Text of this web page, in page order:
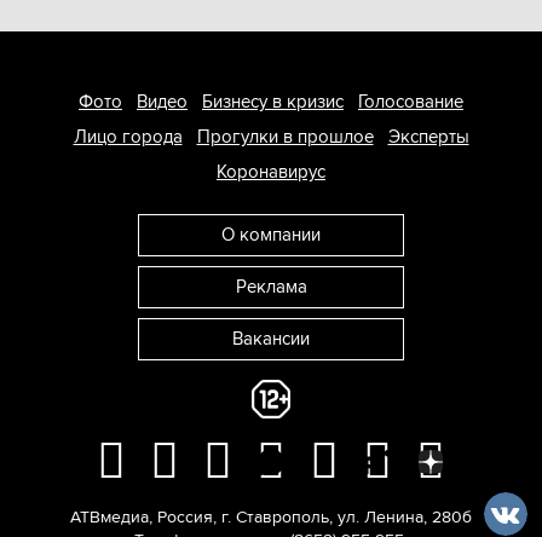
Фото Видео Бизнесу в кризис
Голосование
Лицо города
Прогулки в прошлое
Эксперты
Коронавирус
О компании
Реклама
Вакансии
АТВмедиа, Россия, г. Ставрополь, ул. Ленина, 280б